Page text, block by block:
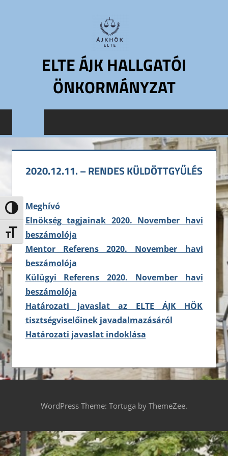
Nagy kontraszt váltása
Betűméret váltása
ELTE ÁJK HALLGATÓI
ÖNKORMÁNYZAT
Jogtudományi
Hallgatói
ELTE
ÁJK
HÖK
2020.12.11. – RENDES KÜLDÖTTGYŰLÉS
Meghívó
Elnökség tagjainak 2020. November havi
beszámolója
Mentor Referens 2020. November havi
beszámolója
Külügyi Referens 2020. November havi
beszámolója
Határozati javaslat az ELTE ÁJK HÖK
tisztségviselőinek javadalmazásáról
Határozati javaslat indoklása
WordPress Theme: Tortuga by ThemeZee.